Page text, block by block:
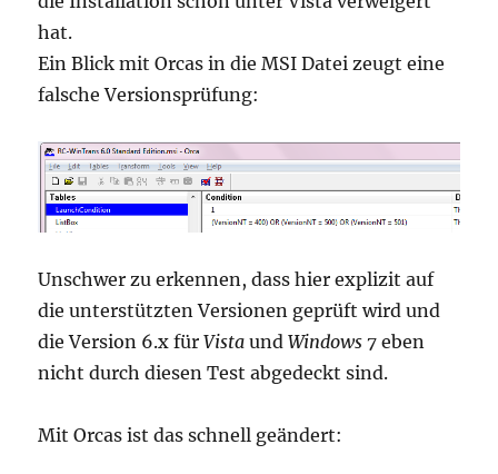
hat.
Ein Blick mit Orcas in die MSI Datei zeugt eine
falsche Versionsprüfung:
Unschwer zu erkennen, dass hier explizit auf
die unterstützten Versionen geprüft wird und
die Version 6.x fürVistaundWindows 7 eben
nicht durch diesen Test abgedeckt sind.
Mit Orcas ist das schnell geändert: